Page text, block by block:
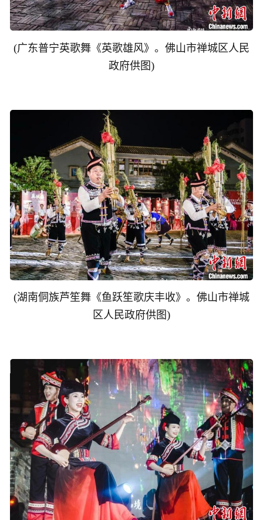
(广东普宁英歌舞《英歌雄风》。佛山市禅城区人民
政府供图)
(湖南侗族芦笙舞《鱼跃笙歌庆丰收》。佛山市禅城
区人民政府供图)